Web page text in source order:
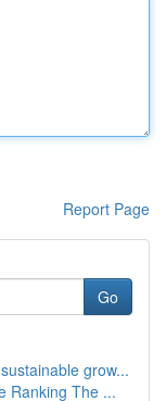
Report Page
Go
grow...
Ranking The ...